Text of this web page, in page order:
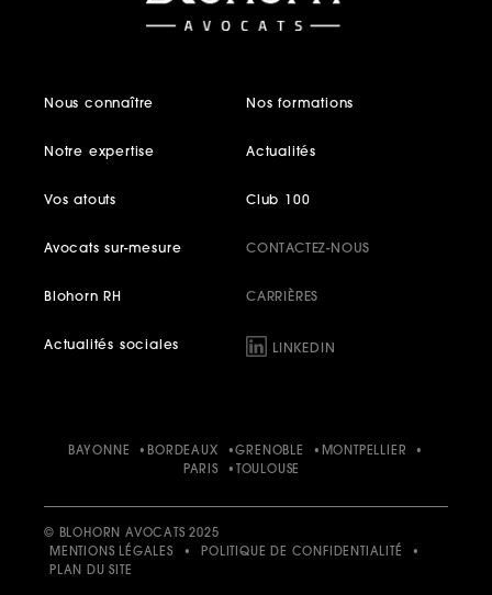
Nous connaître
Notre expertise
Vos atouts
Nos formations
Actualités
Club 100
Avocats sur-mesure
Blohorn RH
Actualités sociales
CONTACTEZ-NOUS
CARRIÈRES
LINKEDIN
BAYONNE BORDEAUX GRENOBLE
MONTPELLIER
PARIS
TOULOUSE
© BLOHORN AVOCATS 2025
MENTIONS LÉGALES
• POLITIQUE DE CONFIDENTIALITÉ
•
PLAN DU SITE